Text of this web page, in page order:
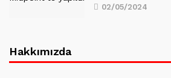
02/05/2024
Hakkımızda